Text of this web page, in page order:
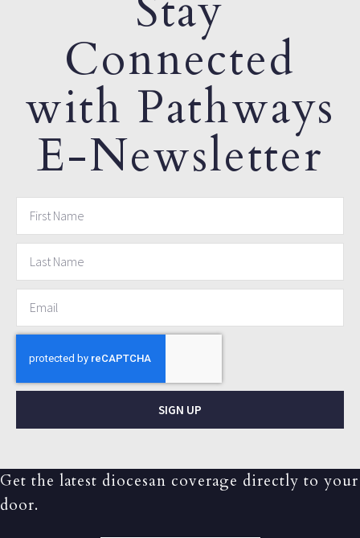
Connected
with Pathways
E-Newsletter
SIGN UP
Get the latest diocesan coverage directly to your
door.